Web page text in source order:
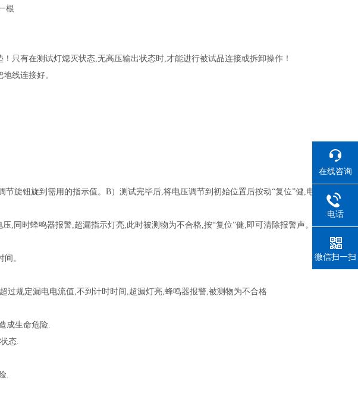
根
只有在测试灯熄灭状态,无高压输出状态时,才能进行被试品连接或拆卸操作！
线连接好。
旋钮旋到需用的指示值。B）测试完毕后,将电压调节到初始位置后按动“复位”健,电
,同时蜂鸣器报警,超漏指示灯亮,此时被测物为不合格,按“复位”健,即可清除报警声。
。
过规定漏电电流值,不到计时时间,超漏灯亮,蜂鸣器报警,被测物为不合格
成生命危险.
态.
.
在线咨询
电话
微信扫一扫